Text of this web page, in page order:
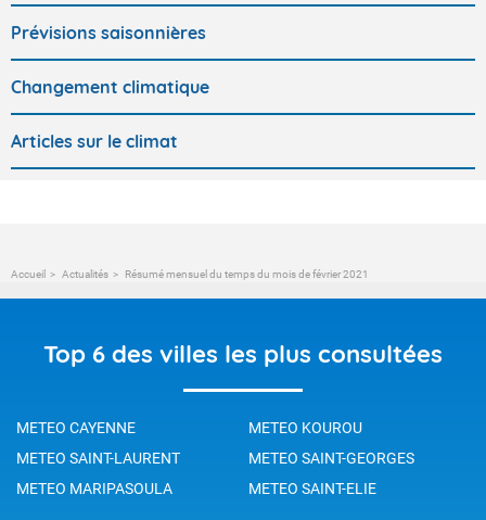
Prévisions saisonnières
Changement climatique
Articles sur le climat
Accueil Actualités Résumé mensuel du temps du mois de février 2021
Top 6 des villes les plus consultées
METEO CAYENNE
METEO KOUROU
METEO SAINT-LAURENT
METEO SAINT-GEORGES
METEO MARIPASOULA
METEO SAINT-ELIE